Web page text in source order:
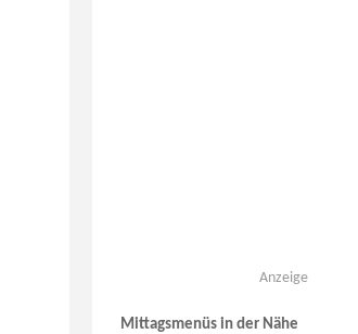
Anzeige
Mittagsmenüs in der Nähe